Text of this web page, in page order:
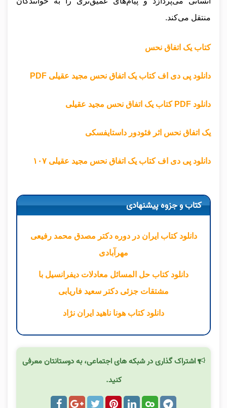
منتقل می‌کند.
کتاب یک اتفاق نحس
دانلود پی دی اف کتاب یک اتفاق نحس مجید عقیلی PDF
دانلود PDF کتاب یک اتفاق نحس مجید عقیلی
یک اتفاق نحس اثر فئودور داستایفسکی
دانلود پی دی اف کتاب یک اتفاق نحس مجید عقیلی ۱۰۷
کتاب و جزوه پیشنهادی
دانلود کتاب ایران در دوره دکتر مصدق محمد رفیعی
مهرآبادی
دانلود کتاب حل المسائل معادلات دیفرانسیل با
مشتقات جزئی دکتر سعید فاریابی
دانلود کتاب هونا ناهید ایران نژاد
اشتراک گذاری در شبکه های اجتماعی، به دوستانتان معرفی
کنید.